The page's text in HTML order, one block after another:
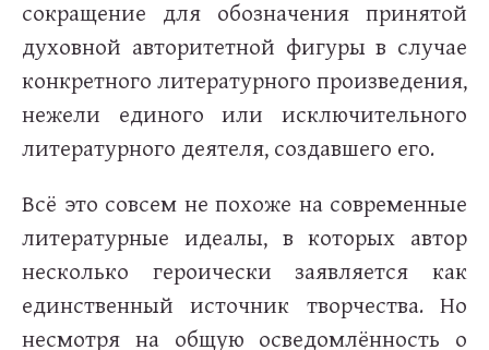
сокращение для обозначения принятой
духовной авторитетной фигуры в случае
конкретного литературного произведения,
нежели единого или исключительного
литературного деятеля, создавшего его.
Всё это совсем не похоже на современные
литературные идеалы, в которых автор
несколько героически заявляется как
единственный источник творчества. Но
несмотря на общую осведомлённость о